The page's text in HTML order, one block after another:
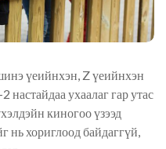
үеийнхэн, Z үеийнхэн
настайдаа ухаалаг гар утас
киногоо үзээд
нь хориглоод байдаггүй,